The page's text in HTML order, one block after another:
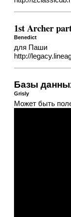
1st Archer
Benedict
для Паши
http://
Базы
Grisly
Может быть